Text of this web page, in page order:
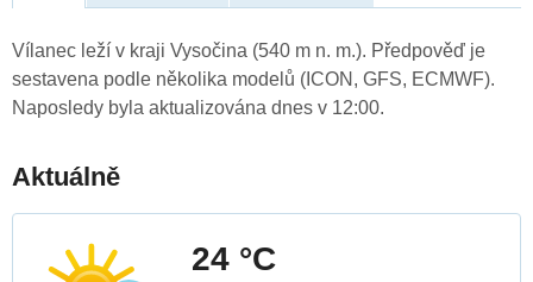
Vílanec leží v kraji Vysočina (540 m n. m.). Předpověď je
sestavena podle několika modelů (ICON, GFS, ECMWF).
Naposledy byla aktualizována dnes v 12:00.
Aktuálně
24 °C